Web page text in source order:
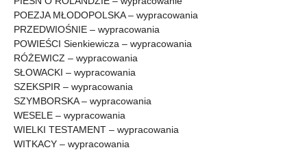
POEZJA MŁODOPOLSKA – wypracowania
PRZEDWIOŚNIE – wypracowania
POWIEŚCI Sienkiewicza – wypracowania
RÓŻEWICZ – wypracowania
SŁOWACKI – wypracowania
SZEKSPIR – wypracowania
SZYMBORSKA – wypracowania
WESELE – wypracowania
WIELKI TESTAMENT – wypracowania
WITKACY – wypracowania